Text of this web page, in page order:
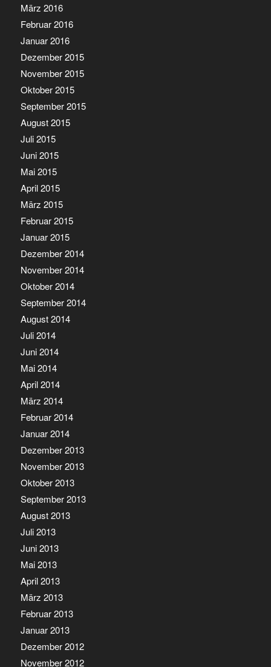
März 2016
Februar 2016
Januar 2016
Dezember 2015
November 2015
Oktober 2015
September 2015
August 2015
Juli 2015
Juni 2015
Mai 2015
April 2015
März 2015
Februar 2015
Januar 2015
Dezember 2014
November 2014
Oktober 2014
September 2014
August 2014
Juli 2014
Juni 2014
Mai 2014
April 2014
März 2014
Februar 2014
Januar 2014
Dezember 2013
November 2013
Oktober 2013
September 2013
August 2013
Juli 2013
Juni 2013
Mai 2013
April 2013
März 2013
Februar 2013
Januar 2013
Dezember 2012
November 2012